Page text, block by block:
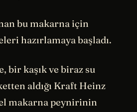
bu makarna için
hazırlamaya başladı.
bir kaşık ve biraz su
aldığı Kraft Heinz
makarna peynirinin